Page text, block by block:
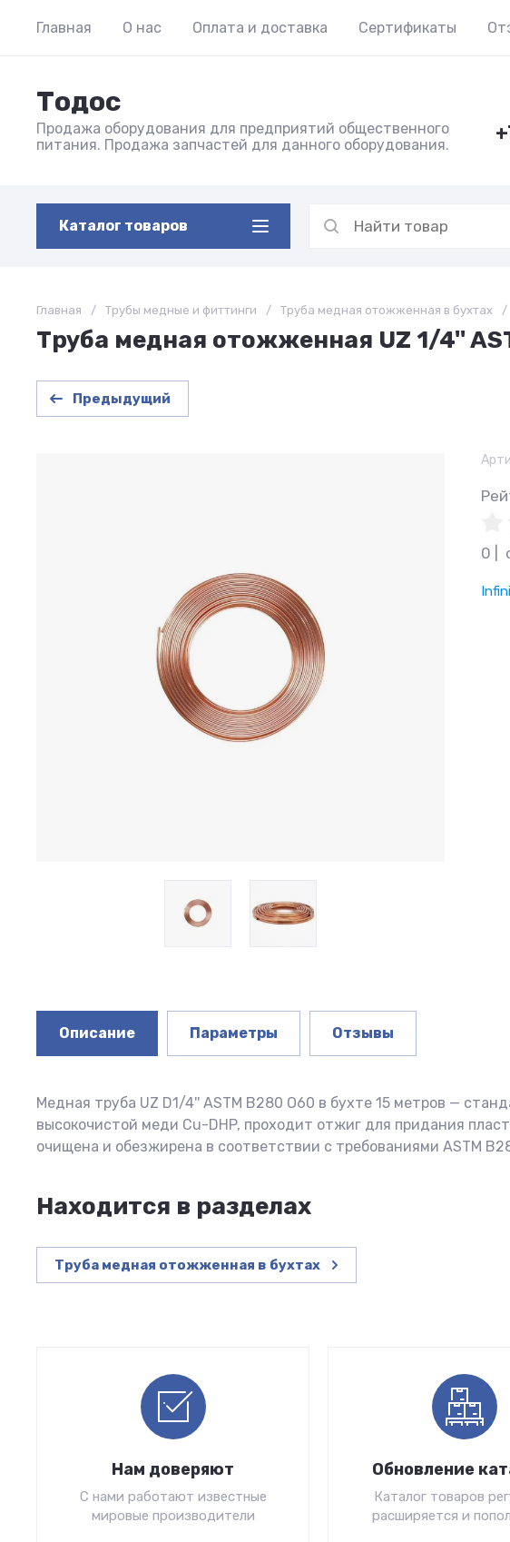
Главная О нас Оплата и доставка Сертификаты
Тодос
Продажа оборудования для предприятий общественного
питания. Продажа запчастей для данного оборудования.
Каталог товаров
Главная / Трубы медные и фиттинги / Труба медная отожженная в бухтах /
Труба медная отожженная UZ 1/4''
Предыдущий
0 |
Описание Параметры Отзывы
Медная труба UZ D1/4'' ASTM B280 O60 в бухте 15 метров —
высокочистой меди Cu-DHP, проходит отжиг для придания
очищена и обезжирена в соответствии с требованиями ASTM
Находится в разделах
Труба медная отожженная в бухтах
Нам доверяют
С нами работают известные
мировые производители
Обновление
Каталог товаров
расширяется и